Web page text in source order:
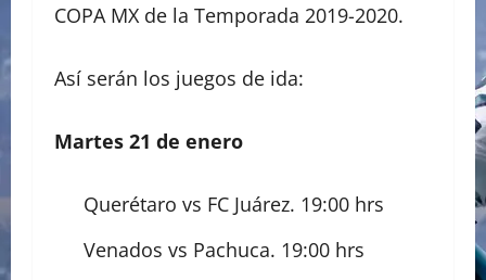
COPA MX de la Temporada 2019-2020.
Así serán los juegos de ida:
Martes 21 de enero
Querétaro vs FC Juárez. 19:00 hrs
Venados vs Pachuca. 19:00 hrs